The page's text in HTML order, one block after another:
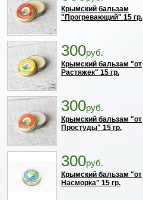
Крымский бальзам
"Прогревающий" 15 гр.
300руб.
Крымский бальзам "от
Растяжек" 15 гр.
300руб.
Крымский бальзам "от
Простуды" 15 гр.
300руб.
Крымский бальзам "от
Насморка" 15 гр.